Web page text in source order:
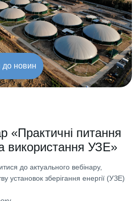
новин
«Практичні питання
використання УЗЕ»
до актуального вебінару,
установок зберігання енергії (УЗЕ)